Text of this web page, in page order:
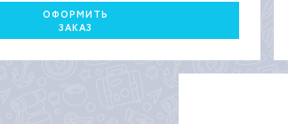
ОФОРМИТЬ
ЗАКАЗ